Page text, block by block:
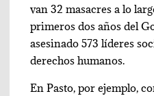
van 32 masacres a lo
primeros dos años del
asesinado 573 líderes
derechos humanos.
En Pasto, por ejemplo,